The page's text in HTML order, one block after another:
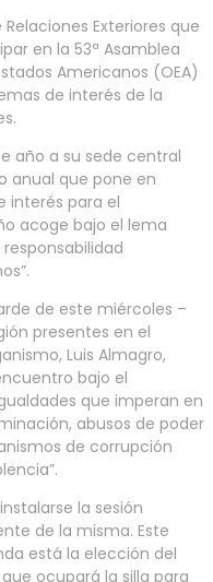
Relaciones Exteriores que
en la 53ª Asamblea
Americanos (OEA)
de interés de la
año a su sede central
anual que pone en
interés para el
acoge bajo el lema
de este miércoles –
presentes en el
Luis Almagro,
bajo el
que imperan en
abusos de poder
de corrupción
la sesión
de la misma. Este
está la elección del
ocupará la silla para